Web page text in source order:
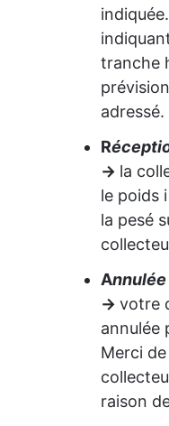
tranche
adressé.
R
→ la
le poids
la pesé
Annulée
→ votre
annulée
Merci
raison